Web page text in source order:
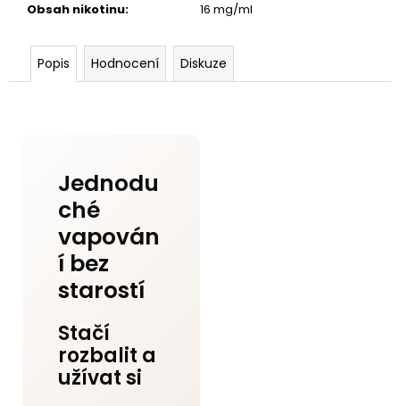
Obsah nikotinu: 16 mg/ml
Popis Hodnocení Diskuze
Jednodu
ché
vapován
í bez
starostí
Stačí
rozbalit a
užívat si